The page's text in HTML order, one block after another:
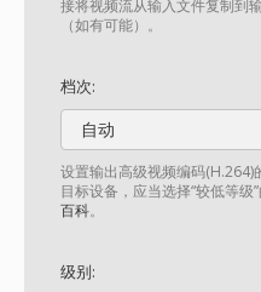
接将视频流从输入文件复制到
（如有可能）。
档次:
自动
设置输出高级视频编码(H.264)
目标设备，应当选择“较低等
百科。
级别: